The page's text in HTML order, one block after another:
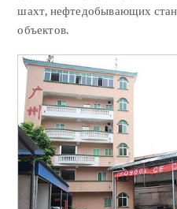
шахт, нефтедобывающих
объектов.